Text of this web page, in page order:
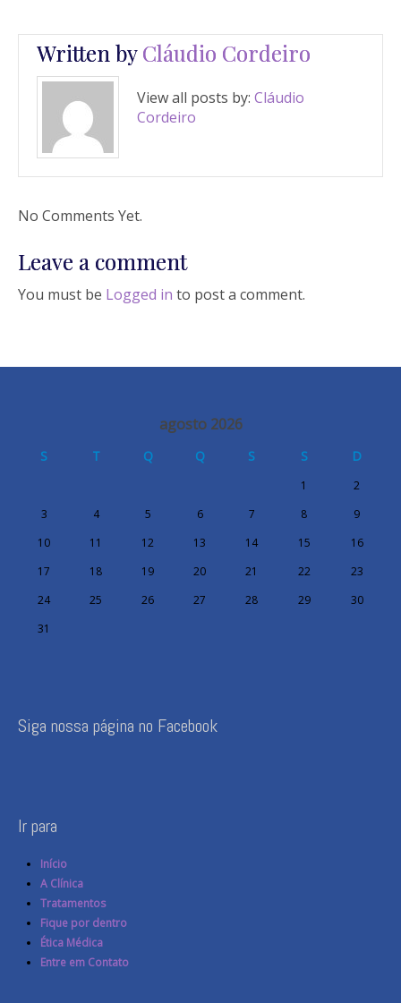
Written byCláudio Cordeiro
View all posts by: Cláudio
Cordeiro
No Comments Yet.
Leave a comment
You must be Logged in to post a comment.
agosto 2026
S T Q Q S S D
1
2
3
4 5 6 7 8
9
10
11 12 13 14 15
16
17
18 19 20 21 22
23
24
25 26 27 28 29
30
31
Siga nossa página no Facebook
Ir para
Início
A Clínica
Tratamentos
Fique por dentro
Ética Médica
Entre em Contato